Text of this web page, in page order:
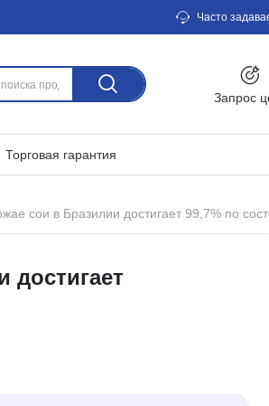
Часто
Запрос
Торговая гарантия
сои в Бразилии достигает 99,7% по
достигает